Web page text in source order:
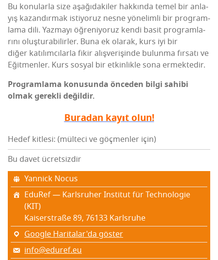
Bu konu­lar­la size aşa­ğı­da­ki­ler hak­kın­da temel bir anla­
yış kazan­dır­mak isti­yo­ruz nes­ne yöne­lim­li bir prog­ram­
la­ma dili. Yaz­ma­yı öğre­ni­yo­ruz ken­di basit prog­ram­la­
rı­nı oluş­tu­ra­bi­lir­ler. Buna ek ola­rak, kurs iyi bir
diğer katı­lım­cı­lar­la fikir alış­ve­ri­şin­de bulun­ma fır­sa­tı ve
Eğit­men­ler. Kurs sos­yal bir etkin­lik­le sona ermektedir.
Prog­ram­la­ma konu­sun­da önce­den bil­gi sahi­bi
olmak gerek­li değildir.
Bura­dan kayıt olun!
Hedef kitlesi: (mülteci ve göçmenler için)
Bu davet ücretsizdir
Yan­nick Nocus
Edu­Ref — Karls­ru­her Ins­ti­tut für Tech­no­lo­gie
(KIT)
Kaiserst­ra­ße 89, 76133 Karls­ru­he
Google Haritalar'da göster
info@eduref.eu